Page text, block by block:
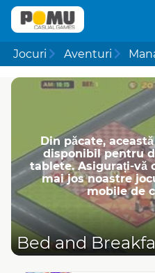
Jocuri Aventuri
Din păcate,
disponibil pentru
tablete. Asigurați-vă
mai jos noastre
mobile de
Bed and